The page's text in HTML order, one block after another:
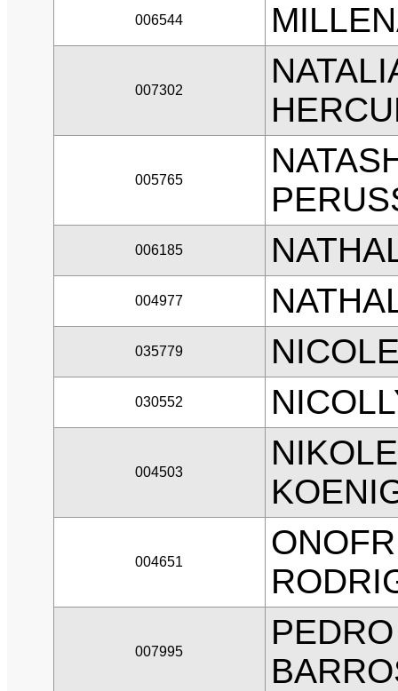
006544
007302
005765
006185
004977
035779
030552
004503
004651
007995